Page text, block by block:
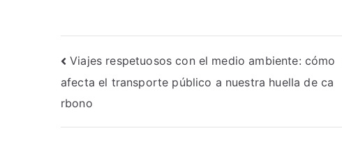
Navegación
de
entradas
Viajes respetuosos con el medio ambiente: cómo
afecta el transporte público a nuestra huella de ca
rbono